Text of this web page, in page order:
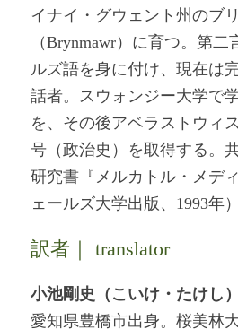
イナイ・グウェント州のブ
（Brynmawr）に育つ。第
ルズ語を身に付け、現在は
話者。スウォンジー大学で
を、その後アベラストウィ
号（政治史）を取得する。
研究書『メルカトル・メデ
ェールズ大学出版、1993年
訳者｜ translator
小池剛史（こいけ・たけし）
愛知県豊橋市出身。桜美林